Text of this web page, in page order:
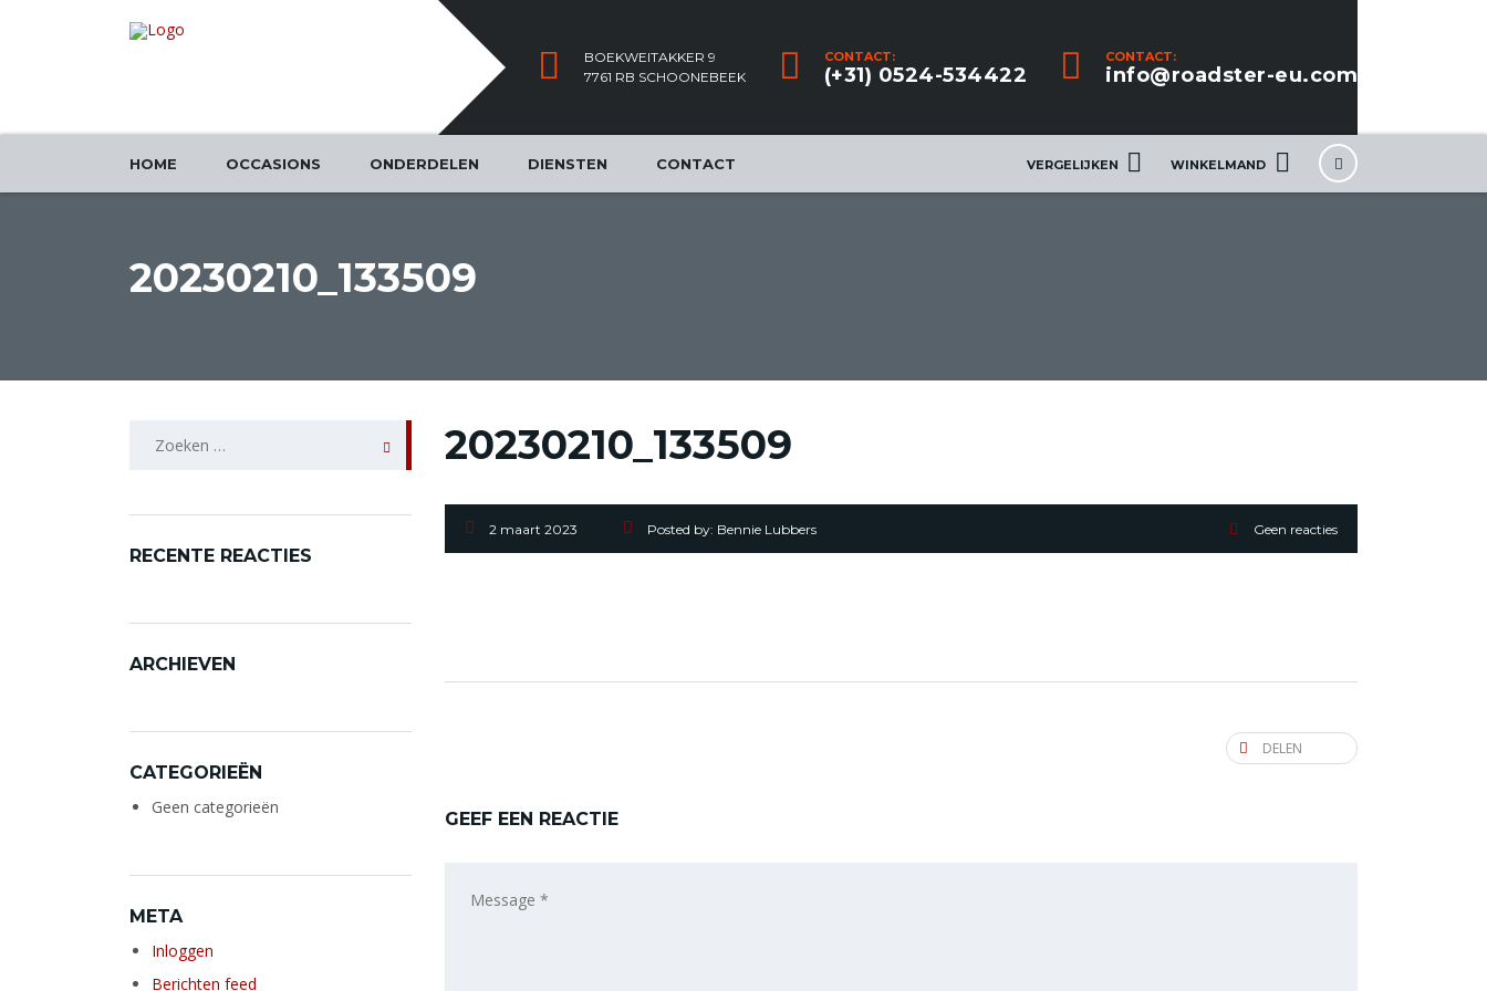
CONTACT:
info@roadster-eu.com
CONTACT:
(+31) 0524-534422
BOEKWEITAKKER 9
7761 RB SCHOONEBEEK
VERGELIJKEN WINKELMAND
HOME OCCASIONS ONDERDELEN DIENSTEN CONTACT
20230210_133509
20230210_133509
2 maart 2023 Posted by: Bennie Lubbers Geen reacties
DELEN
GEEF EEN REACTIE
naar:
RECENTE REACTIES
ARCHIEVEN
CATEGORIEËN
Geen categorieën
META
Inloggen
Berichten feed